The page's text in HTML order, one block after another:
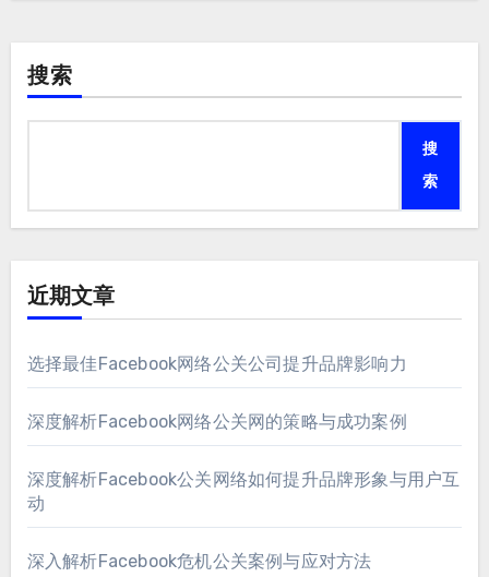
搜索
搜
索
近期文章
选择最佳Facebook网络公关公司提升品牌影响力
深度解析Facebook网络公关网的策略与成功案例
深度解析Facebook公关网络如何提升品牌形象与用户互
动
深入解析Facebook危机公关案例与应对方法